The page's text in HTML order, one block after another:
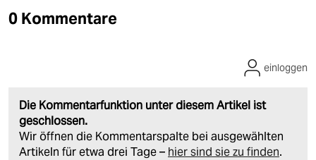
0 Kommentare
Die Kommentarfunktion unter diesem Artikel ist
geschlossen.
Wir öffnen die Kommentarspalte bei ausgewählten
Artikeln für etwa drei Tage – hier sind sie zu finden.
einloggen